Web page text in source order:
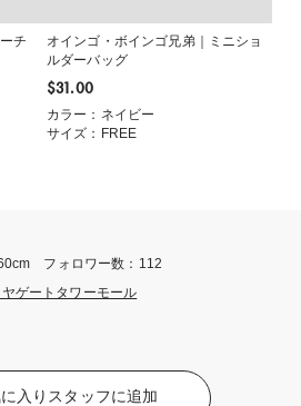
チ
オインゴ・ボインゴ兄弟｜ミニショ
ルダーバッグ
$‌31.00
カラー：ネイビー
サイズ：FREE
フォロワー数：112
ゲートタワーモール
入りスタッフに追加